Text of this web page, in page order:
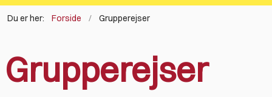
Du er her: Forside Grupperejser
Grupperejser